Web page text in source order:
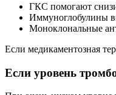
ГКС помогают
Иммуноглобулины
Моноклональные
Если медикаментозная
Если уровень